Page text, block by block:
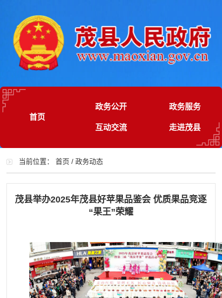
首页
政务公开 政务服务
互动交流 走进茂县
当前位置：首页 /政务动态
茂县举办2025年茂县好苹果品鉴会 优质果品竞逐
“果王”荣耀